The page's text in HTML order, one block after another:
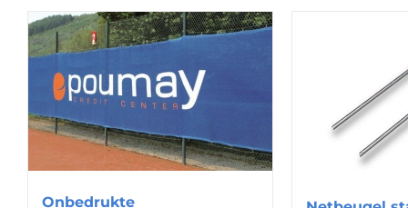
Onbedrukte